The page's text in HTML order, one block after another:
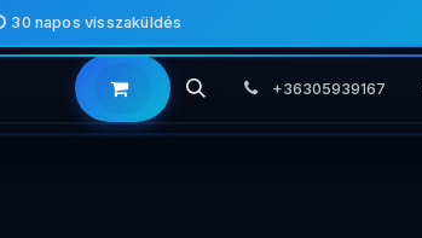
30 napos visszaküldés
+36305939167